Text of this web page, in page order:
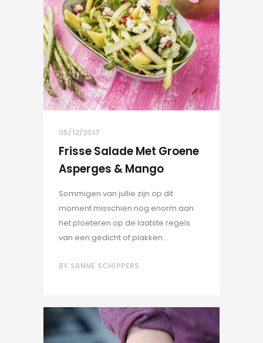
05/12/2017
Frisse Salade Met Groene
Asperges & Mango
Sommigen van jullie zijn op dit
moment misschien nog enorm aan
het ploeteren op de laatste regels
van een gedicht of plakken...
BY SANNE SCHIPPERS